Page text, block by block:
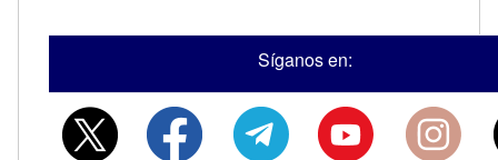
Síganos en: